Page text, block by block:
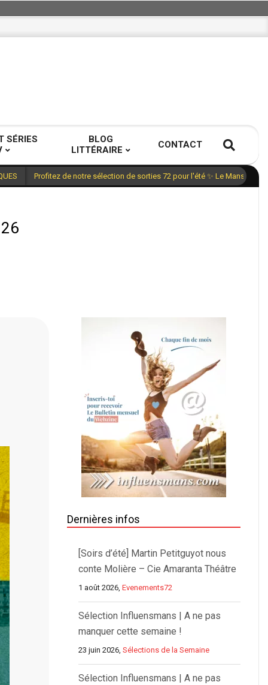
SÉRIES
BLOG
LITTÉRAIRE
CONTACT
Profitez de notre sélection de sorties 72 pour l'été ✨ Le Mans,
Dernières infos
[Soirs d’été] Martin Petitguyot nous
conte Molière – Cie Amaranta Théâtre
1 août 2026, Evenements72
Sélection Influensmans | A ne pas
manquer cette semaine !
23 juin 2026, Sélections de la Semaine
Sélection Influensmans | A ne pas